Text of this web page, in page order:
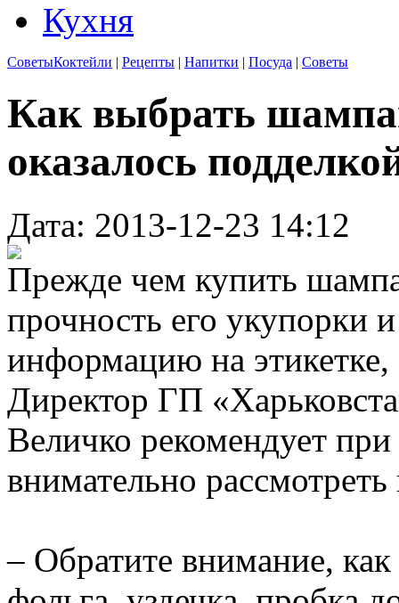
Кухня
СоветыКоктейли | Рецепты | Напитки | Посуда | Советы
Как выбрать
оказалось
Дата: 2013-12-23 14:12
Прежде чем купить
прочность его укупорки
информацию на этикетке,
Директор ГП
Величко рекомендует
внимательно
– Обратите внимание,